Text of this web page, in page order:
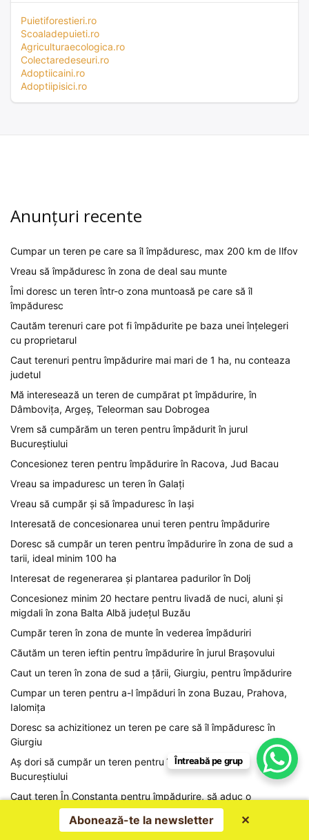
Puietiforestieri.ro
Scoaladepuieti.ro
Agriculturaecologica.ro
Colectaredeseuri.ro
Adoptiicaini.ro
Adoptiipisici.ro
Anunțuri recente
Cumpar un teren pe care sa îl împăduresc, max 200 km de Ilfov
Vreau să împăduresc în zona de deal sau munte
Îmi doresc un teren într-o zona muntoasă pe care să îl
împăduresc
Cautăm terenuri care pot fi împădurite pe baza unei înțelegeri
cu proprietarul
Caut terenuri pentru împădurire mai mari de 1 ha, nu conteaza
judetul
Mă interesează un teren de cumpărat pt împădurire, în
Dâmbovița, Argeș, Teleorman sau Dobrogea
Vrem să cumpărăm un teren pentru împădurit în jurul
Bucureștiului
Concesionez teren pentru împădurire în Racova, Jud Bacau
Vreau sa impaduresc un teren în Galați
Vreau să cumpăr și să împaduresc în Iași
Interesată de concesionarea unui teren pentru împădurire
Doresc să cumpăr un teren pentru împădurire în zona de sud a
tarii, ideal minim 100 ha
Interesat de regenerarea și plantarea padurilor în Dolj
Concesionez minim 20 hectare pentru livadă de nuci, aluni și
migdali în zona Balta Albă județul Buzău
Cumpăr teren în zona de munte în vederea împăduriri
Căutăm un teren ieftin pentru împădurire în jurul Brașovului
Caut un teren în zona de sud a țării, Giurgiu, pentru împădurire
Cumpar un teren pentru a-l împăduri în zona Buzau, Prahova,
Ialomița
Doresc sa achizitionez un teren pe care să îl împăduresc în
Giurgiu
Aș dori să cumpăr un teren pentru împădurire în jurul
Bucureștiului
Caut teren În Constanța pentru împădurire, să aduc o
contributie mediulu
Caut teren pentru împădurire în Căianu Mare, Bistrița-Năsăud și
Abonează-te la newsletter ✕
Întreabă pe grup